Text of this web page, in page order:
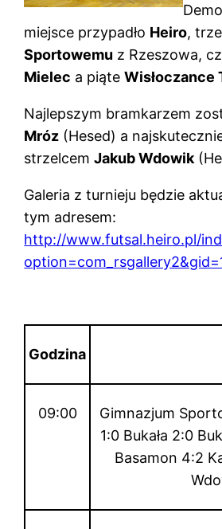
miejsce przypadło Heiro,
Sportowemu z Rzeszowa,
Mielec a piąteWisłoczance
Najlepszym bramkarzem
Mróz (Hesed) a
strzelcemJakub Wdowik
Galeria z turnieju będzie
tym adresem:
http://www.futsal.heiro.pl/
Godzina
09:00
Gimnazjum
1:0 Bukała 2:0
Basamon 4:2